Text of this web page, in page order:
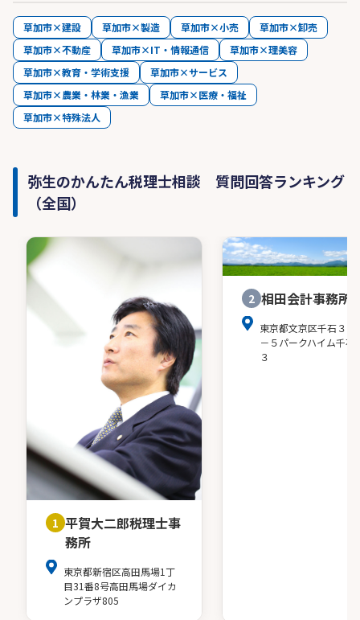
草加市×建設 草加市×製造 草加市×小売
草加市×卸売
草加市×不動産
草加市×IT・情報通信
草加市×理美容
草加市×教育・学術支援
草加市×サービス
草加市×農業・林業・漁業
草加市×医療・福祉
草加市×特殊法人
弥生のかんたん税理士相談 質問回答ランキング
（全国）
1 平賀大二郎税理士事
務所
東京都新宿区高田馬場1丁
目31番8号高田馬場ダイカ
ンプラザ805
2 相田会計事務所
東京都文京区千石３－
－５パークハイム千石
３